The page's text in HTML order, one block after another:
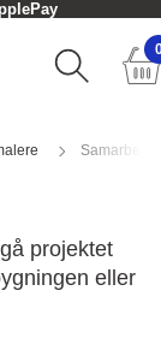
projektet
eller